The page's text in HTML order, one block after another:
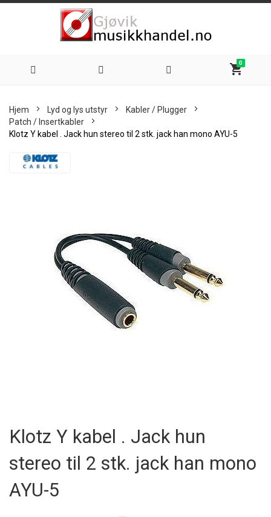
shopping_cart
0
Hjem Lyd og lys utstyr
Kabler / Plugger
Patch / Insertkabler
Klotz Y kabel . Jack hun stereo til 2 stk. jack han mono AYU-5
Skip
the
of
the
images
gallery
Klotz Y kabel . Jack hun
stereo til 2 stk. jack han mono
AYU-5